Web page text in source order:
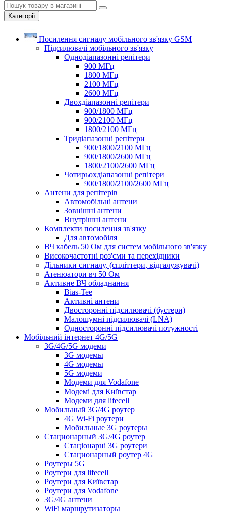
Категорії
Посилення сигналу мобільного зв'язку GSM
Підсилювачі мобільного зв'язку
Однодіапазонні репітери
900 МГц
1800 МГц
2100 МГц
2600 МГц
Двохдіапазонні репітери
900/1800 МГц
900/2100 МГц
1800/2100 МГц
Тридіапазонні репітери
900/1800/2100 МГц
900/1800/2600 МГц
1800/2100/2600 МГц
Чотирьохдіапазонні репітери
900/1800/2100/2600 МГц
Антени для репітерів
Автомобільні антени
Зовнішні антени
Внутрішні антени
Комплекти посилення зв'язку
Для автомобіля
ВЧ кабель 50 Ом для систем мобільного зв'язку
Високочастотні роз'єми та перехідники
Дільники сигналу, (спліттери, відгалужувачі)
Атенюатори вч 50 Ом
Активне ВЧ обладнання
Bias-Tee
Активні антени
Двосторонні підсилювачі (бустери)
Малошумні підсилювачі (LNA)
Односторонні підсилювачі потужності
Мобільний інтернет 4G/5G
3G/4G/5G модеми
3G модемы
4G модемы
5G модеми
Модеми для Vodafone
Модемі для Київстар
Модеми для lifecell
Мобильный 3G/4G роутер
4G Wi-Fi роутери
Мобильные 3G роутеры
Стационарный 3G/4G роутер
Стаціонарні 3G роутери
Стационарный роутер 4G
Роутеры 5G
Роутери для lifecell
Роутери для Київстар
Роутери для Vodafone
3G/4G антени
WiFi маршрутизаторы